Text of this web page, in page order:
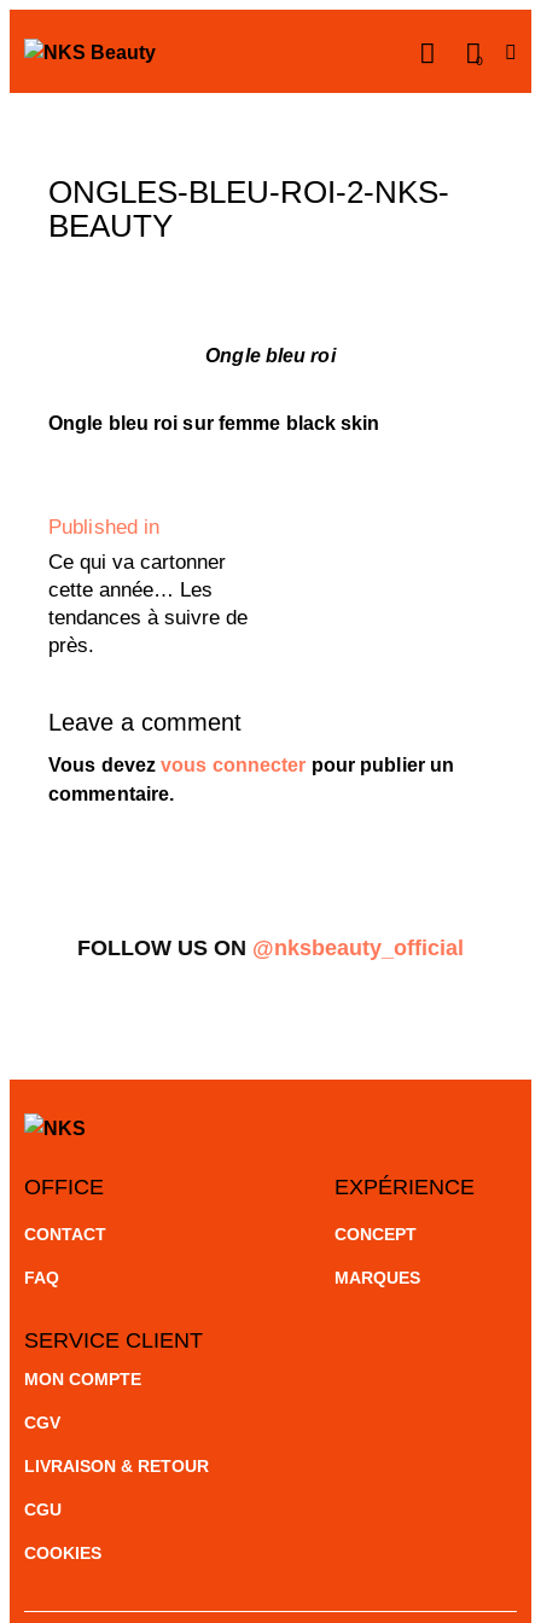
0
ONGLES-BLEU-ROI-2-NKS-
BEAUTY
Ongle bleu roi
Ongle bleu roi sur femme black skin
Published in
Ce qui va cartonner
cette année… Les
tendances à suivre de
près.
Leave a comment
Vous devezvous connecter pour publier un
commentaire.
FOLLOW US ON @nksbeauty_official
OFFICE
CONTACT
FAQ
EXPÉRIENCE
CONCEPT
MARQUES
SERVICE CLIENT
MON COMPTE
CGV
LIVRAISON & RETOUR
CGU
COOKIES